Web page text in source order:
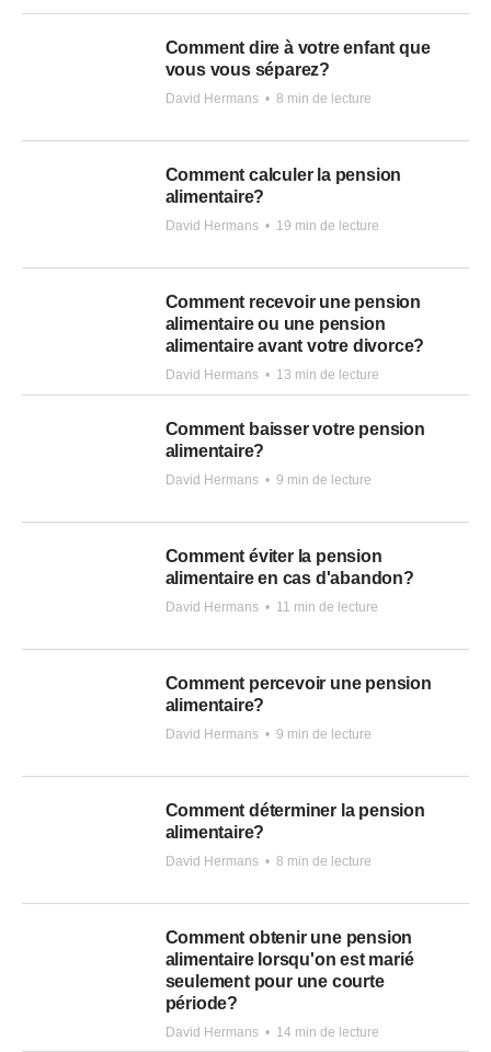
Comment dire à votre enfant que
vous vous séparez?
David Hermans • 8 min de lecture
Comment calculer la pension
alimentaire?
David Hermans • 19 min de lecture
Comment recevoir une pension
alimentaire ou une pension
alimentaire avant votre divorce?
David Hermans • 13 min de lecture
Comment baisser votre pension
alimentaire?
David Hermans • 9 min de lecture
Comment éviter la pension
alimentaire en cas d'abandon?
David Hermans • 11 min de lecture
Comment percevoir une pension
alimentaire?
David Hermans • 9 min de lecture
Comment déterminer la pension
alimentaire?
David Hermans • 8 min de lecture
Comment obtenir une pension
alimentaire lorsqu'on est marié
seulement pour une courte
période?
David Hermans • 14 min de lecture